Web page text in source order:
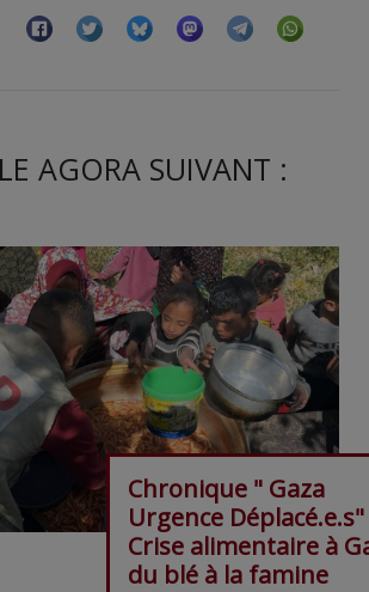
AGORA SUIVANT :
Chronique " Gaza
Urgence
Crise alimentaire à
du blé à la famine